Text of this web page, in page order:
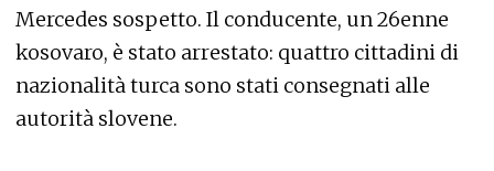
Mercedes sospetto. Il conducente, un 26enne
kosovaro, è stato arrestato: quattro cittadini di
nazionalità turca sono stati consegnati alle
autorità slovene.